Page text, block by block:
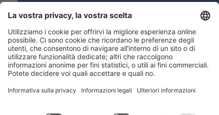
Niederstätter SpA
Sedi